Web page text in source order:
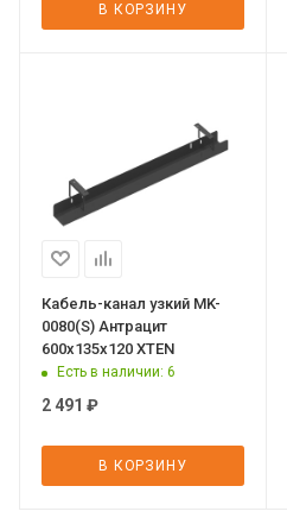
В КОРЗИНУ
Кабель-канал узкий MK-
0080(S) Антрацит
600х135х120 XTEN
Есть в наличии: 6
2 491 ₽
В КОРЗИНУ